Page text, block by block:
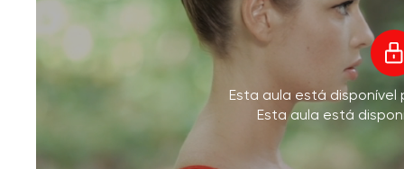
Esta aula está disponível
Esta aula está